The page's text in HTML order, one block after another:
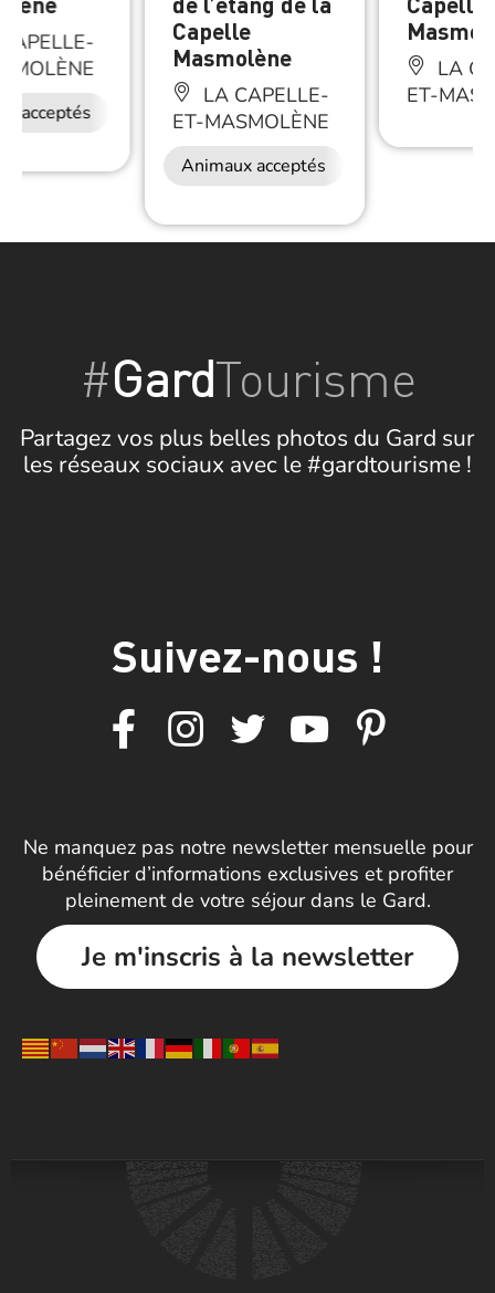
acceptés
Capelle
Masmolène
LA CAPELLE-
ET-MASMOLÈNE
Animaux acceptés
LA
ET-
#GardTourisme
Partagez vos plus belles photos du Gard sur
les réseaux sociaux avec le #gardtourisme !
Suivez-nous !
Ne manquez pas notre newsletter mensuelle pour
bénéficier d’informations exclusives et profiter
pleinement de votre séjour dans le Gard.
Je m'inscris à la newsletter